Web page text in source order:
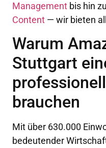
Management bis hin
Content — wir bieten
Warum
Stuttgart
brauchen
Mit über 630.000
bedeutender